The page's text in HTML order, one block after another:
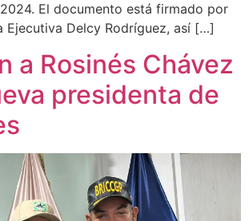
El documento está firmado por
Ejecutiva Delcy Rodríguez, así […]
a Rosinés Chávez
presidenta de